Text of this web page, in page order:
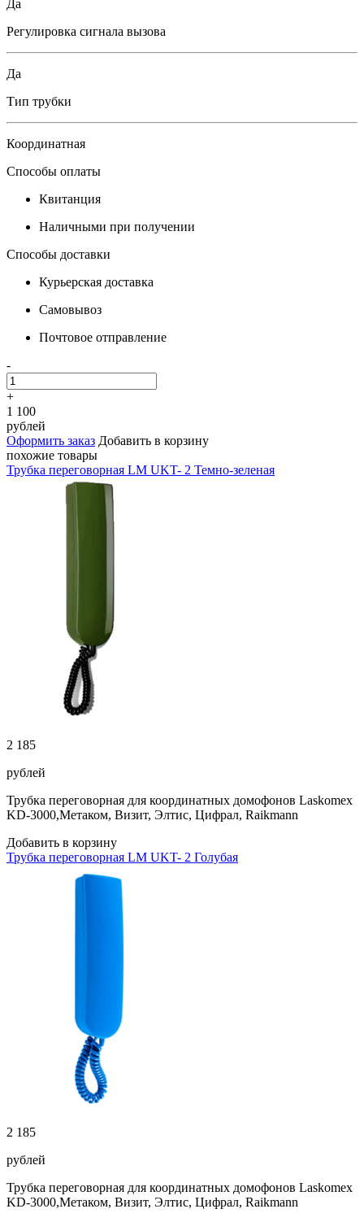
Да
Регулировка сигнала вызова
Да
Тип трубки
Координатная
Способы оплаты
Квитанция
Наличными при получении
Способы доставки
Курьерская доставка
Самовывоз
Почтовое отправление
-
+
1 100
рублей
Оформить заказ Добавить в корзину
похожие товары
Трубка переговорная LM UKT- 2 Темно-зеленая
2 185
рублей
Трубка переговорная для координатных домофонов Laskomex
KD-3000,Метаком, Визит, Элтис, Цифрал, Raikmann
Добавить в корзину
Трубка переговорная LM UKT- 2 Голубая
2 185
рублей
Трубка переговорная для координатных домофонов Laskomex
KD-3000,Метаком, Визит, Элтис, Цифрал, Raikmann